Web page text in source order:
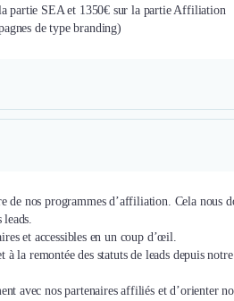
partie SEA et 1350€ sur la partie Affiliation
de type branding)
nos programmes d’affiliation. Cela nous
et accessibles en un coup d’œil.
la remontée des statuts de leads depuis
avec nos partenaires affiliés et d’orienter